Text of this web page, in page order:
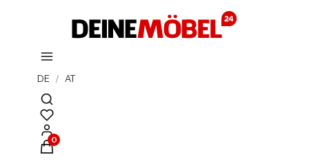
DE / AT
Suchmaschine öffnen
Produkte im Warenkorb: 0. Details anzeigen